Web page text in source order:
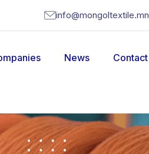
info@mongoltextile.mn
News Contact